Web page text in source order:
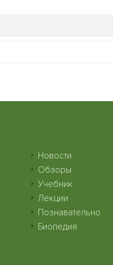
Новости
Обзоры
Учебник
Лекции
Познавательно
Биопедия